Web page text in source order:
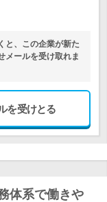
と、この企業が新た
メールを受け取れま
を受けとる
体系で働きや